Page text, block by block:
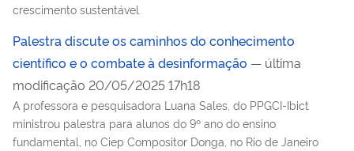
crescimento sustentável.
Palestra discute os caminhos do conhecimento
científico e o combate à desinformação — última
modificação 20/05/2025 17h18
A professora e pesquisadora Luana Sales, do PPGCI-Ibict
ministrou palestra para alunos do 9º ano do ensino
fundamental, no Ciep Compositor Donga, no Rio de Janeiro